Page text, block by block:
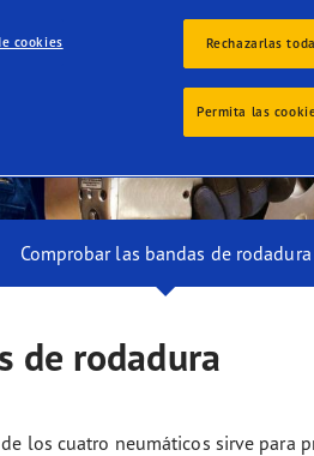
Comprobar las bandas de rodadura
de rodadura
los cuatro neumáticos sirve para
cookies Rechazarlas
Permita las